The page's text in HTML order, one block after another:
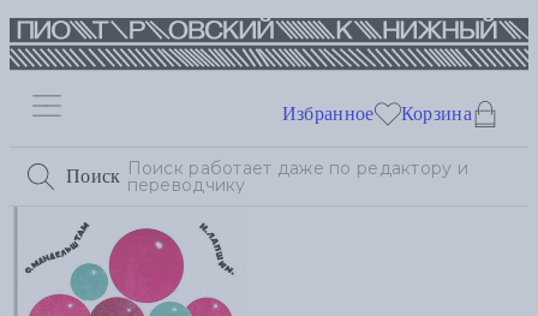
Поиск
Избранное Корзина